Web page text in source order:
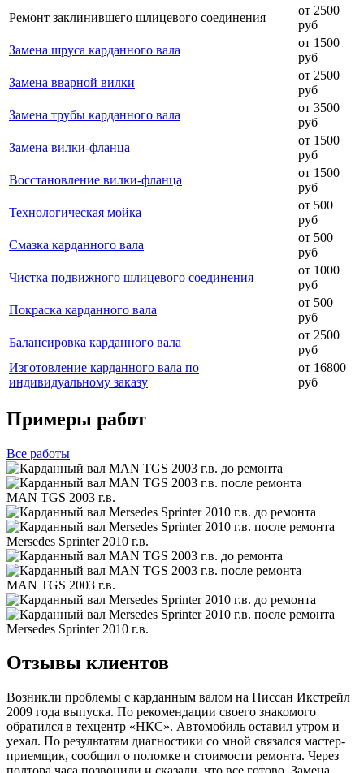
Ремонт заклинившего шлицевого соединения
от 2500
руб
Замена шруса карданного вала
от 1500
руб
Замена вварной вилки
от 2500
руб
Замена трубы карданного вала
от 3500
руб
Замена вилки-фланца
от 1500
руб
Восстановление вилки-фланца
от 1500
руб
Технологическая мойка
от 500
руб
Смазка карданного вала
от 500
руб
Чистка подвижного шлицевого соединения
от 1000
руб
Покраска карданного вала
от 500
руб
Балансировка карданного вала
от 2500
руб
Изготовление карданного вала по
индивидуальному заказу
от 16800
руб
Примеры работ
Все работы
MAN TGS 2003 г.в.
Mersedes Sprinter 2010 г.в.
MAN TGS 2003 г.в.
Mersedes Sprinter 2010 г.в.
Отзывы клиентов
Возникли проблемы с карданным валом на Ниссан Икстрейл
2009 года выпуска. По рекомендации своего знакомого
обратился в техцентр «НКС». Автомобиль оставил утром и
уехал. По результатам диагностики со мной связался мастер-
приемщик, сообщил о поломке и стоимости ремонта. Через